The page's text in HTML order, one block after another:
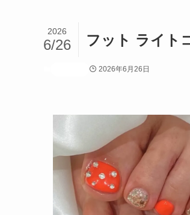
フット ライト
2026
6/26
2026年6月26日